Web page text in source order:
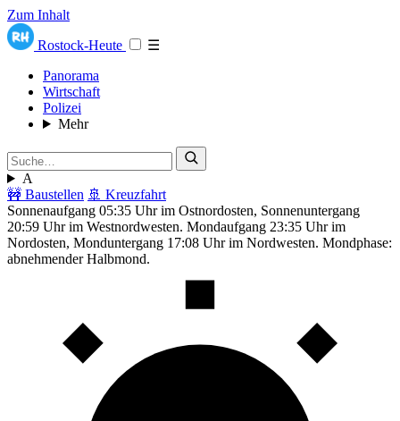
Zum Inhalt
Rostock-Heute
☰
Panorama
Wirtschaft
Polizei
Mehr
A
🚧 Baustellen 🚢 Kreuzfahrt
Sonnenaufgang 05:35 Uhr im Ostnordosten, Sonnenuntergang
20:59 Uhr im Westnordwesten. Mondaufgang 23:35 Uhr im
Nordosten, Monduntergang 17:08 Uhr im Nordwesten. Mondphase:
abnehmender Halbmond.